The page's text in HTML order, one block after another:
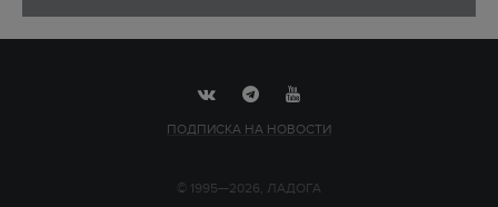
ПОДПИСКА НА НОВОСТИ
© 1995—2026, ЛАДОГА